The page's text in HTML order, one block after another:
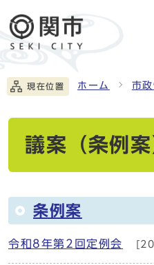
現在位置 ホーム 市
議案（条例案
条例案
令和8年第2回定例会